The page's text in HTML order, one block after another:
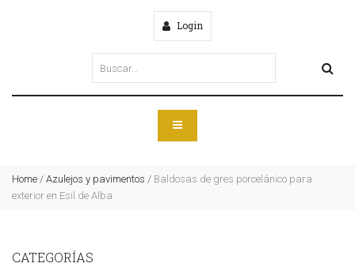
Login
Home / Azulejos y pavimentos / Baldosas de gres porcelánico para
exterior en Esil de Alba
CATEGORÍAS